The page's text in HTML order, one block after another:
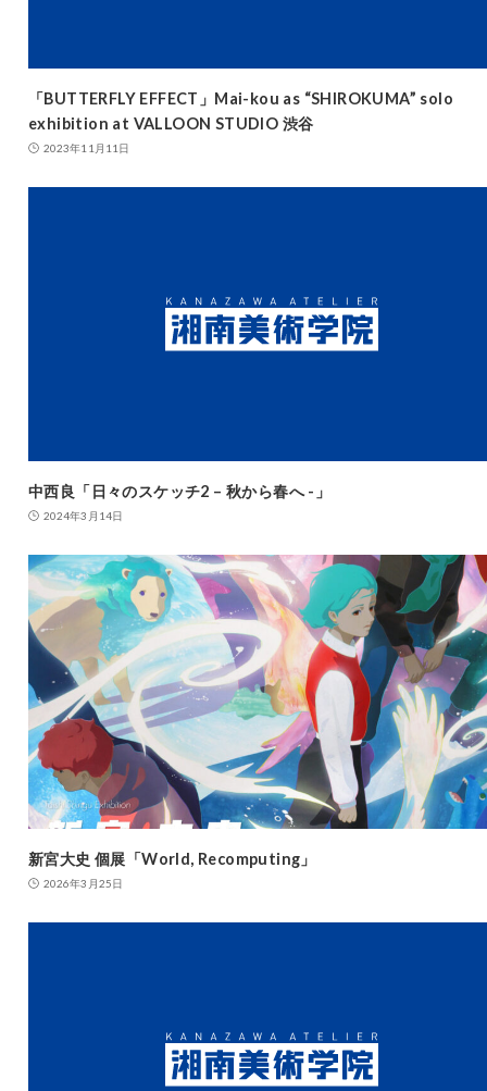
「BUTTERFLY EFFECT」Mai-kou as “SHIROKUMA” solo
exhibition at VALLOON STUDIO 渋谷
2023年11月11日
中西良「日々のスケッチ2 – 秋から春へ -」
2024年3月14日
新宮大史 個展「World, Recomputing」
2026年3月25日